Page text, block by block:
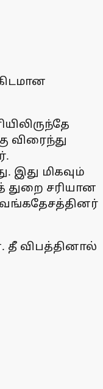
விரைந்து
இது மிகவும்
துறை சரியான
வங்கதேசத்தினர்
தீ விபத்தினால்